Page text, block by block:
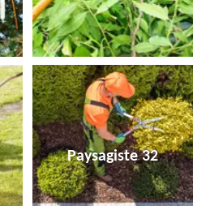
Paysagiste 32